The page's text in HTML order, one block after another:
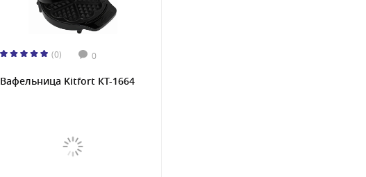
(0) 0
Вафельница Kitfort КТ-1664